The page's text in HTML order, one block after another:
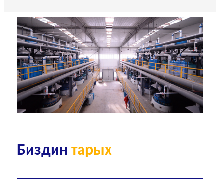
Биздин тарых